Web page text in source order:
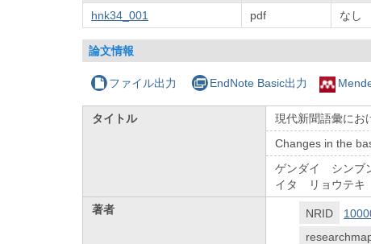
hnk34_001 pdf なし
論文情報
ファイル出力 EndNote Basic出力
タイトル
現代新聞語彙にお
Changes in the
ゲンダイ シン
イタ リョウテキ
著者
NRID